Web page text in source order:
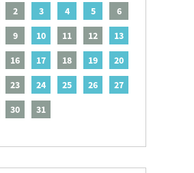
2 3 4 5
6
9 10 11 12
13
16 17 18 19
20
23 24 25 26
27
30 31